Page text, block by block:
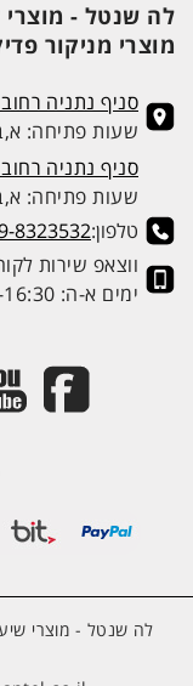
לה שנטל - מוצרי
מוצרי מניקור
סניף נתניה רחוב
שעות פתיחה: א,ב,ד,ה : 9:00-
סניף נתניה רחוב
שעות פתיחה: א,ב,ד,ה : 9:00-18:00,
טלפון:8323532
ווצאפ שירות
ימים א-ה: 9:00-16:30
לה שנטל - מוצרי